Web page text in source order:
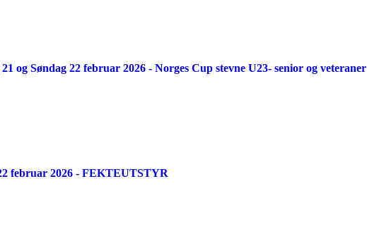
og Søndag 22 februar 2026 - Norges Cup stevne U23- senior og veteraner
februar 2026 - FEKTEUTSTYR